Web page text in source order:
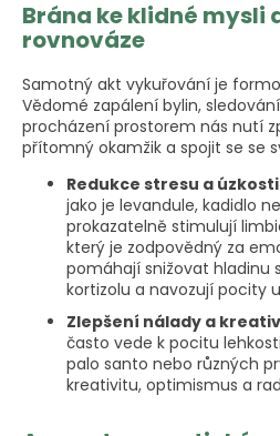
Brána ke klidné mysli
rovnováze
Samotný akt vykuřování je
Vědomé zapálení bylin,
procházení prostorem nás nutí
přítomný okamžik a spojit se se
Redukce stresu a
jako je levandule, kadidlo
prokazatelně stimulují
který je zodpovědný za
pomáhají snižovat hladinu
kortizolu a navozují pocity
Zlepšení nálady a
často vede k pocitu
palo santo nebo různých
kreativitu, optimismus a